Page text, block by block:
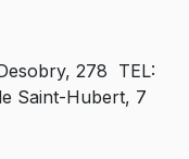
278 TEL:
Saint-Hubert, 7